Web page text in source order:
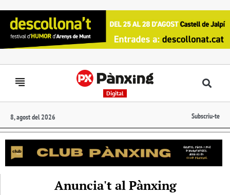
Digital
8, agost del 2026 Subscriu-te
Anuncia't al Pànxing